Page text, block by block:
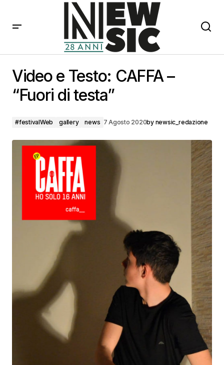
Video e Testo: CAFFA –
“Fuori di testa”
#festivalWeb gallery news 7 Agosto 2020by newsic_redazione